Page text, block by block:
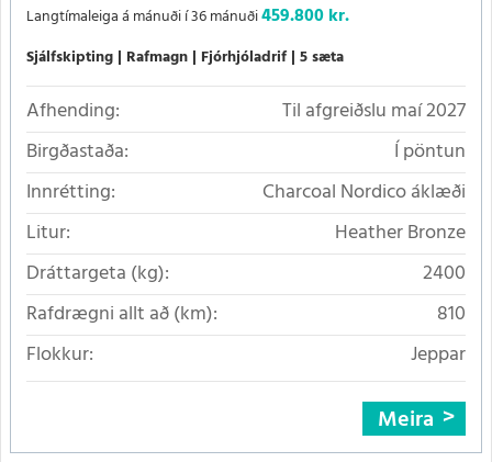
Langtímaleiga á mánuði í 36 mánuði459.800 kr.
Sjálfskipting Rafmagn Fjórhjóladrif 5 sæta
Afhending:
Til afgreiðslu maí 2027
Birgðastaða:
Í pöntun
Innrétting:
Charcoal Nordico áklæði
Litur:
Heather Bronze
Dráttargeta (kg):
2400
Rafdrægni allt að (km):
810
Flokkur:
Jeppar
Meira